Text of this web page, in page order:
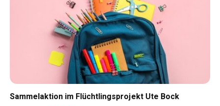
Sammelaktion im Flüchtlingsprojekt Ute Bock